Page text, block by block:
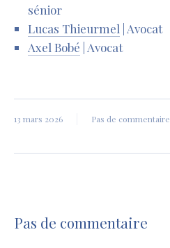
sénior
Lucas Thieurmel | Avocat
Axel Bobé | Avocat
13 mars 2026 Pas de commentaire
Pas de commentaire